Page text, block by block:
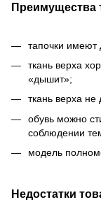
Преимущества
тапочки имеют
ткань верха
«дышит»;
ткань верха
обувь можно
соблюдении
модель
Недостатки